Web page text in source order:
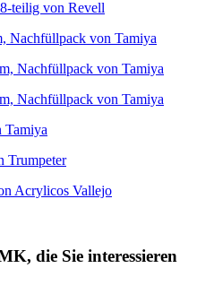
teilig von Revell
Nachfüllpack von Tamiya
Nachfüllpack von Tamiya
Nachfüllpack von Tamiya
Tamiya
Trumpeter
Acrylicos Vallejo
die Sie interessieren